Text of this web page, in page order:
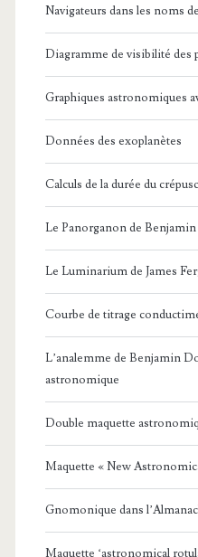
Navigateurs dans les noms
Diagramme de visibilité des
Graphiques astronomiques
Données des exoplanètes
Calculs de la durée du
Le Panorganon de
Le Luminarium de James
Courbe de titrage
L’analemme de Benjamin
astronomique
Double maquette
Maquette « New
Gnomonique dans
Maquette ‘astronomical